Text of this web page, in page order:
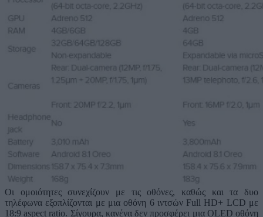
Οι ομοιότητες συνεχίζουν με τις οθόνες, καθώς και τα δυο
τηλέφωνα εξοπλίζονται με μια οθόνη 6 ιντσών Full HD+ LCD με
18:9 aspect ratio. Σίγουρα, κανένα δεν προσφέρει μια OLED οθόνη